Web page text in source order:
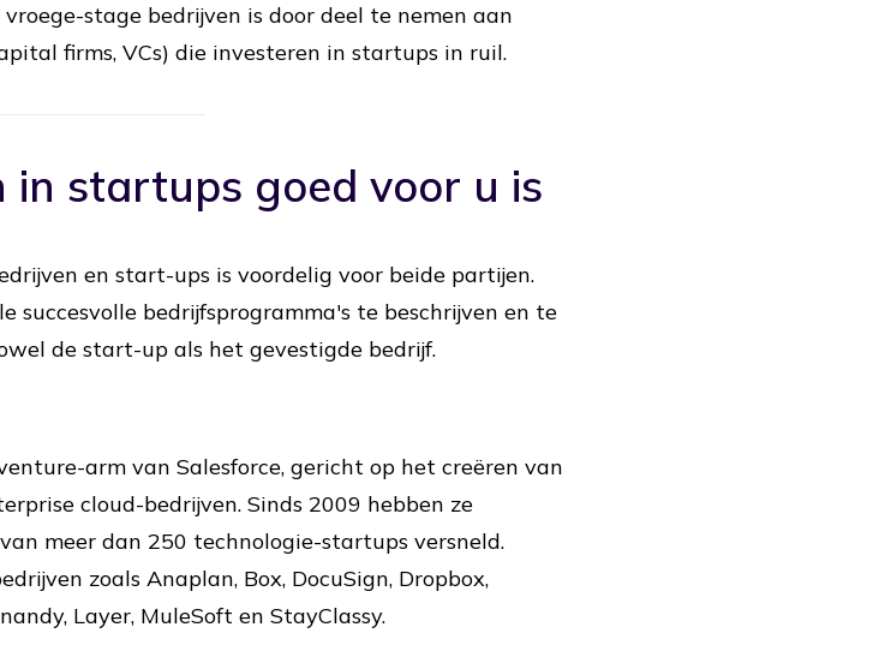
stage bedrijven is door deel te nemen aan
firms, VCs) die investeren in startups in ruil.
in startups goed voor u is
en start-ups is voordelig voor beide partijen.
succesvolle bedrijfsprogramma's te beschrijven en te
de start-up als het gevestigde bedrijf.
arm van Salesforce, gericht op het creëren van
cloud-bedrijven. Sinds 2009 hebben ze
meer dan 250 technologie-startups versneld.
zoals Anaplan, Box, DocuSign, Dropbox,
Layer, MuleSoft en StayClassy.